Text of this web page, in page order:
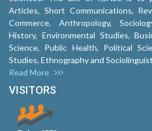
Articles, Short Communications,
Commerce, Anthropology,
History, Environmental Studies,
Science, Public Health, Political
Studies, Ethnography and
Read More
VISITORS